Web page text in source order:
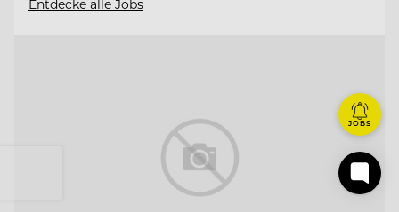
Entdecke alle Jobs
JOBS